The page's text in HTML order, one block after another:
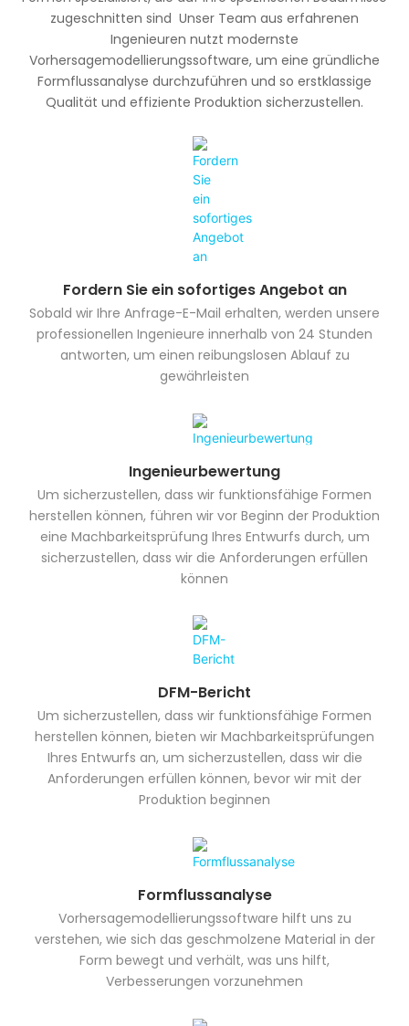
zugeschnitten sind Unser Team aus erfahrenen
Ingenieuren nutzt modernste
Vorhersagemodellierungssoftware, um eine gründliche
Formflussanalyse durchzuführen und so erstklassige
Qualität und effiziente Produktion sicherzustellen.
Fordern Sie ein sofortiges Angebot an
Sobald wir Ihre Anfrage-E-Mail erhalten, werden unsere
professionellen Ingenieure innerhalb von 24 Stunden
antworten, um einen reibungslosen Ablauf zu
gewährleisten
Ingenieurbewertung
Um sicherzustellen, dass wir funktionsfähige Formen
herstellen können, führen wir vor Beginn der Produktion
eine Machbarkeitsprüfung Ihres Entwurfs durch, um
sicherzustellen, dass wir die Anforderungen erfüllen
können
DFM-Bericht
Um sicherzustellen, dass wir funktionsfähige Formen
herstellen können, bieten wir Machbarkeitsprüfungen
Ihres Entwurfs an, um sicherzustellen, dass wir die
Anforderungen erfüllen können, bevor wir mit der
Produktion beginnen
Formflussanalyse
Vorhersagemodellierungssoftware hilft uns zu
verstehen, wie sich das geschmolzene Material in der
Form bewegt und verhält, was uns hilft,
Verbesserungen vorzunehmen